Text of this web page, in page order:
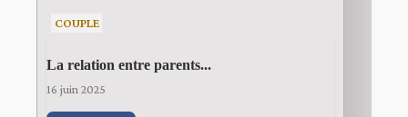
COUPLE
La relation entre parents...
16 juin 2025